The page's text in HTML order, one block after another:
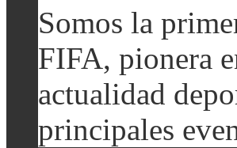
Somos la
FIFA, pionera
actualidad
principales